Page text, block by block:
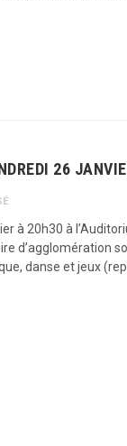
26
à 20h30 à
d’agglomération
danse et jeux